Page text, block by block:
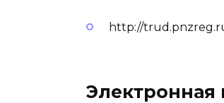
http://
Электронная